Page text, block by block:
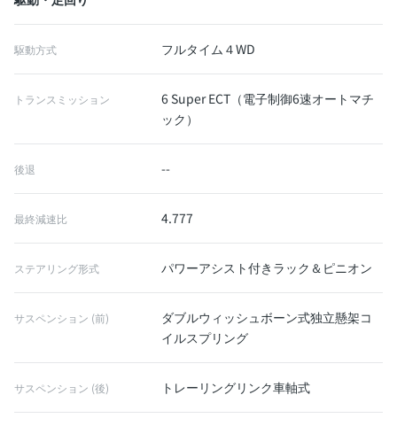
駆動方式 フルタイム４WD
トランスミッション
6 Super ECT（電子制御6速オートマチ
ック）
後退 --
最終減速比 4.777
ステアリング形式 パワーアシスト付きラック＆ピニオン
サスペンション (前)
ダブルウィッシュボーン式独立懸架コ
イルスプリング
サスペンション (後) トレーリングリンク車軸式